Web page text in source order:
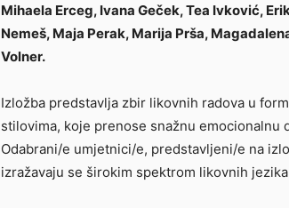
Mihaela Erceg, Ivana Geček, Tea Ivković,
Nemeš, Maja Perak, Marija Prša,
Volner.
Izložba predstavlja zbir likovnih radova u
stilovima, koje prenose snažnu emocionalnu
Odabrani/e umjetnici/e, predstavljeni/e na
izražavaju se širokim spektrom likovnih